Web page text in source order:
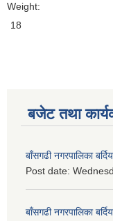
Weight:
18
बजेट तथा
बाँसगढी नगरपालिका
Post date:
बाँसगढी नगरपालिका